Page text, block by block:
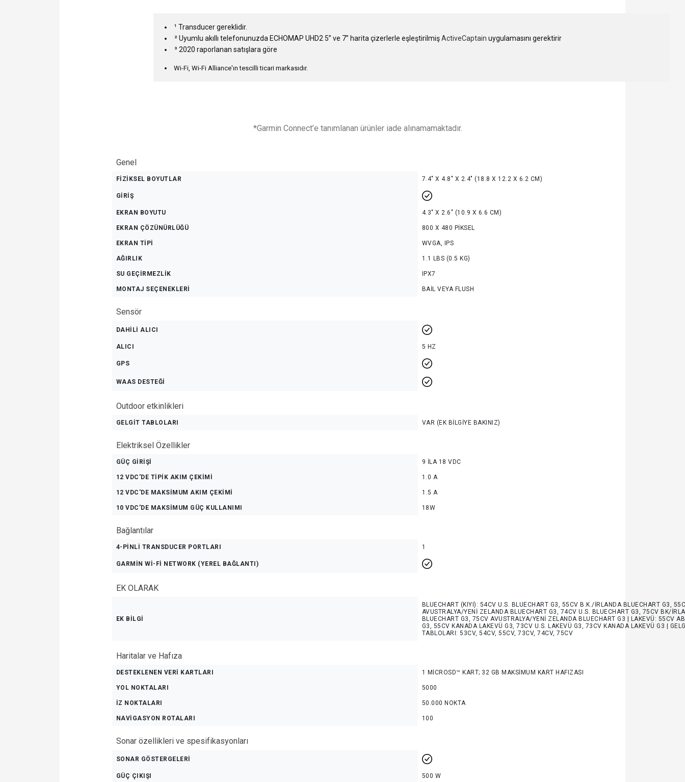
¹ Transducer gereklidir.
² Uyumlu akıllı telefonunuzda ECHOMAP UHD2 5” ve 7” harita çizerlerle eşleştirilmişActiveCaptain uygulamasını gerektirir
³ 2020 raporlanan satışlara göre
Wi-Fi, Wi-Fi Alliance'ın tescilli ticari markasıdır.
*Garmin Connect’e tanımlanan ürünler iade alınamamaktadır.
Genel
FİZİKSEL BOYUTLAR 7.4" X 4.8" X 2.4" (18.8 X 12.2 X 6.2 CM)
GİRİŞ
EKRAN BOYUTU 4.3" X 2.6" (10.9 X 6.6 CM)
EKRAN ÇÖZÜNÜRLÜĞÜ 800 X 480 PIKSEL
EKRAN TIPI WVGA, IPS
AĞIRLIK 1.1 LBS (0.5 KG)
SU GEÇIRMEZLIK IPX7
MONTAJ SEÇENEKLERI BAIL VEYA FLUSH
Sensör
DAHİLİ ALICI
ALICI 5 HZ
GPS
WAAS DESTEĞİ
Outdoor etkinlikleri
GELGIT TABLOLARI VAR (EK BILGIYE BAKINIZ)
Elektriksel Özellikler
GÜÇ GIRIŞI 9 ILA 18 VDC
12 VDC'DE TİPİK AKIM ÇEKİMİ 1.0 A
12 VDC'DE MAKSİMUM AKIM ÇEKİMİ 1.5 A
10 VDC'DE MAKSİMUM GÜÇ KULLANIMI 18W
Bağlantılar
4-PİNLİ TRANSDUCER PORTLARI 1
GARMIN WI-FI NETWORK (YEREL BAĞLANTI)
EK OLARAK
EK BILGI
BLUECHART (KIYI): 54CV U.S. BLUECHART G3, 55CV B.K./İRLANDA BLUECHART G3,
AVUSTRALYA/YENI ZELANDA BLUECHART G3, 74CV U.S. BLUECHART G3, 75CV BK/
BLUECHART G3, 75CV AVUSTRALYA/YENI ZELANDA BLUECHART G3 | LAKEVÜ: 55CV
G3, 55CV KANADA LAKEVÜ G3, 73CV U.S. LAKEVÜ G3, 73CV KANADA LAKEVÜ G3 |
TABLOLARI: 53CV, 54CV, 55CV, 73CV, 74CV, 75CV
Haritalar ve Hafıza
DESTEKLENEN VERI KARTLARI 1 MICROSD™ KART; 32 GB MAKSIMUM KART HAFIZASI
YOL NOKTALARI 5000
İZ NOKTALARI 50.000 NOKTA
NAVİGASYON ROTALARI 100
Sonar özellikleri ve spesifikasyonları
SONAR GÖSTERGELERİ
GÜÇ ÇIKIŞI 500 W